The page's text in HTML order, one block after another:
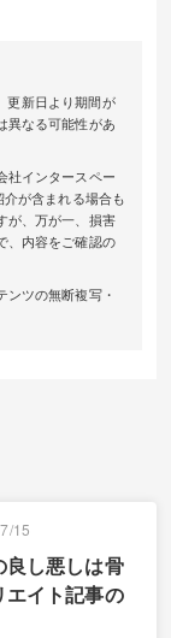
更新日より期間が
異なる可能性があ
社インタースペー
が含まれる場合も
が、万が一、損害
、内容をご確認の
ツの無断複写・
15
良し悪しは骨
イト記事の